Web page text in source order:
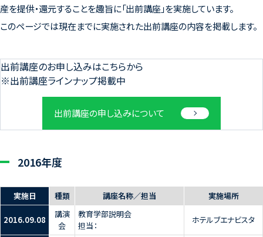
産を提供・還元することを趣旨に「出前講座」を実施しています。
このページでは現在までに実施された出前講座の内容を掲載します。
出前講座のお申し込みはこちらから
※出前講座ラインナップ掲載中
出前講座の申し込みについて
2016年度
実施日 種類 講座名称／担当 実施場所
2016.09.08
講演
会
教育学部説明会
担当：
ホテルブエナビスタ